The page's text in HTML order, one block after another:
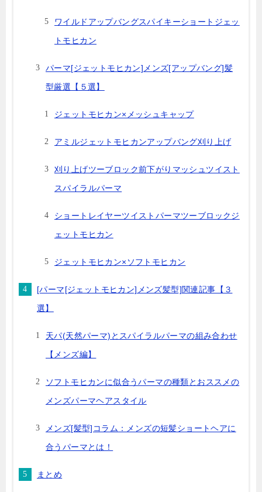
ワイルドアップバングスパイキーショートジェッ
トモヒカン
パーマ[ジェットモヒカン]メンズ[アップバング]髪
型厳選【５選】
ジェットモヒカン×メッシュキャップ
アミルジェットモヒカンアップバング刈り上げ
刈り上げツーブロック前下がりマッシュツイスト
スパイラルパーマ
ショートレイヤーツイストパーマツーブロックジ
ェットモヒカン
ジェットモヒカン×ソフトモヒカン
[パーマ[ジェットモヒカン]メンズ髪型]関連記事【３
選】
天パ(天然パーマ)とスパイラルパーマの組み合わせ
【メンズ編】
ソフトモヒカンに似合うパーマの種類とおススメの
メンズパーマヘアスタイル
メンズ[髪型]コラム：メンズの短髪ショートヘアに
合うパーマとは！
まとめ